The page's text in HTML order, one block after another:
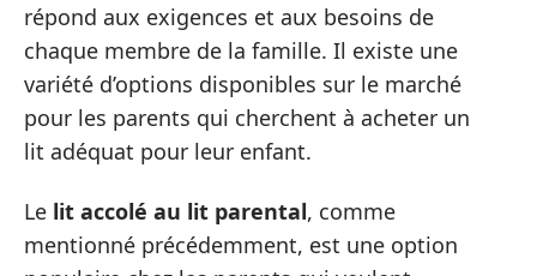
répond aux exigences et aux besoins de
chaque membre de la famille. Il existe une
variété d’options disponibles sur le marché
pour les parents qui cherchent à acheter un
lit adéquat pour leur enfant.
Le lit accolé au lit parental, comme
mentionné précédemment, est une option